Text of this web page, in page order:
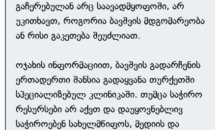
გაჩერებულან არც საავადმყოფოში, არ
უკითხავთ, როგორია ბავშვის მდგომარეობა
ან რისი გაკეთება შეუძლიათ.
ოჯახის ინფორმაციით, ბავშვის გადარჩენის
ერთადერთი შანსია გადაყვანა თურქეთში
სპეციალიზებულ კლინიკაში. თუმცა საჭირო
რესურსები არ აქვთ და დაუყოვნებლივ
საჭიროებენ სახელმწიფოს, მედიის და